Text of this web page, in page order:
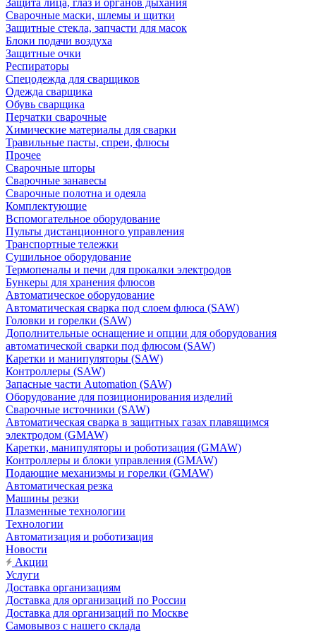
Защита лица, глаз и органов дыхания
Сварочные маски, шлемы и щитки
Защитные стекла, запчасти для масок
Блоки подачи воздуха
Защитные очки
Респираторы
Спецодежда для сварщиков
Одежда сварщика
Обувь сварщика
Перчатки сварочные
Химические материалы для сварки
Травильные пасты, спреи, флюсы
Прочее
Сварочные шторы
Сварочные занавесы
Сварочные полотна и одеяла
Комплектующие
Вспомогательное оборудование
Пульты дистанционного управления
Транспортные тележки
Сушильное оборудование
Термопеналы и печи для прокалки электродов
Бункеры для хранения флюсов
Автоматическое оборудование
Автоматическая сварка под слоем флюса (SAW)
Головки и горелки (SAW)
Дополнительные оснащение и опции для оборудования
автоматической сварки под флюсом (SAW)
Каретки и манипуляторы (SAW)
Контроллеры (SAW)
Запасные части Automation (SAW)
Оборудование для позиционирования изделий
Сварочные источники (SAW)
Автоматическая сварка в защитных газах плавящимся
электродом (GMAW)
Каретки, манипуляторы и роботизация (GMAW)
Контроллеры и блоки управления (GMAW)
Подающие механизмы и горелки (GMAW)
Автоматическая резка
Машины резки
Плазменные технологии
Технологии
Автоматизация и роботизация
Новости
Акции
Услуги
Доставка организациям
Доставка для организаций по России
Доставка для организаций по Москве
Самовывоз с нашего склада